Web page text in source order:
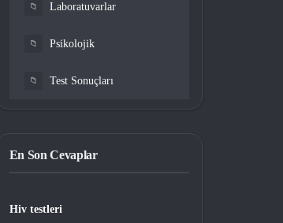
📁 Laboratuvarlar
📁 Psikolojik
📁 Test Sonuçları
En Son Cevaplar
Hiv testleri